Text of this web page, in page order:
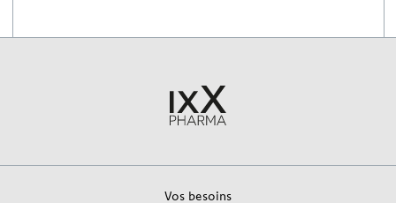
Vos besoins